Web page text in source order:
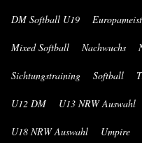
DM Softball U19
Mixed Softball Nachwuchs
Sichtungstraining Softball
U12 DM U13 NRW Auswahl
U18 NRW Auswahl Umpire